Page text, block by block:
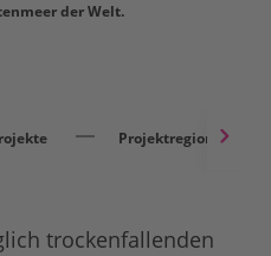
der Welt.
Projektregionen
trockenfallenden